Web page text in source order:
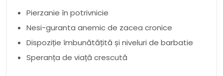
Pierzanie în potrivnicie
Nesi-guranta anemic de zacea cronice
Dispoziție îmbunătățită și niveluri de barbatie
Speranța de viață crescută